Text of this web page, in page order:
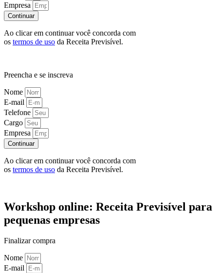
Empresa
Continuar
Ao clicar em continuar você concorda com
os termos de uso da Receita Previsível.
Preencha e se inscreva
Nome
E-mail
Telefone
Cargo
Empresa
Continuar
Ao clicar em continuar você concorda com
os termos de uso da Receita Previsível.
Workshop online: Receita Previsível para
pequenas empresas
Finalizar compra
Nome
E-mail